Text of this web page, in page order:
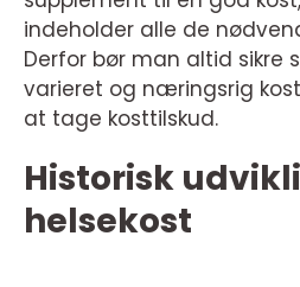
indeholder alle de
Derfor bør man altid sikre
varieret og næringsrig
at tage kosttilskud.
Historisk
helsekost